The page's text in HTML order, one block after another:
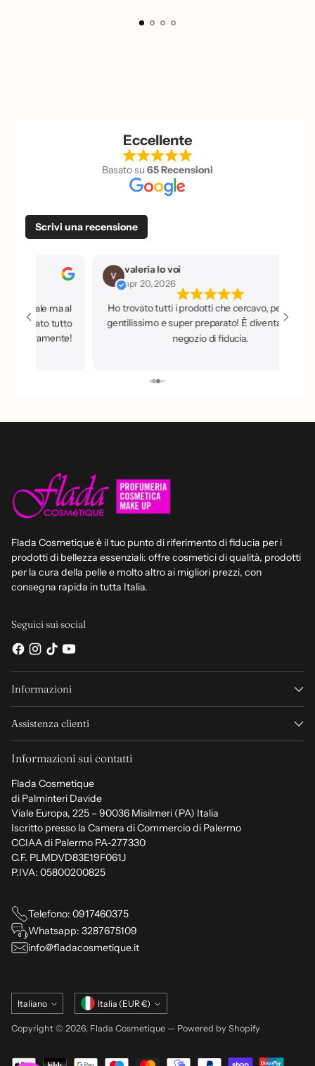
Eccellente
Basato su 65 Recensioni
Scrivi una recensione
valeria lo voi
apr 20, 2026
trovato tutti i prodotti che cercavo, personale
e super preparato! È diventata il mio
negozio di fiducia.
Prodotti a
qualità, per
Flada Cosmetique è il tuo punto di riferimento di fiducia per i
prodotti di bellezza essenziali: offre cosmetici di qualità, prodotti
per la cura della pelle e molto altro ai migliori prezzi, con
consegna rapida in tutta Italia.
Seguici sui social
Informazioni
Assistenza clienti
Informazioni sui contatti
Flada Cosmetique
di Palminteri Davide
Viale Europa, 225 – 90036 Misilmeri (PA) Italia
Iscritto presso la Camera di Commercio di Palermo
CCIAA di Palermo PA-277330
C.F. PLMDVD83E19F061J
P.IVA: 05800200825
Telefono: 0917460375
Whatsapp: 3287675109
info@fladacosmetique.it
Lingua
Italiano Valuta Italia (EUR €)
Copyright © 2026, Flada Cosmetique — Powered by Shopify